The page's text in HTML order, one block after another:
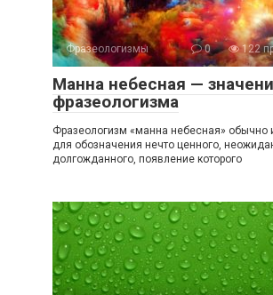
Фразеологизмы 0 122
Манна небесная —
фразеологизма
Фразеологизм «манна небесная» обычно
для обозначения нечто ценного,
долгожданного, появление которого